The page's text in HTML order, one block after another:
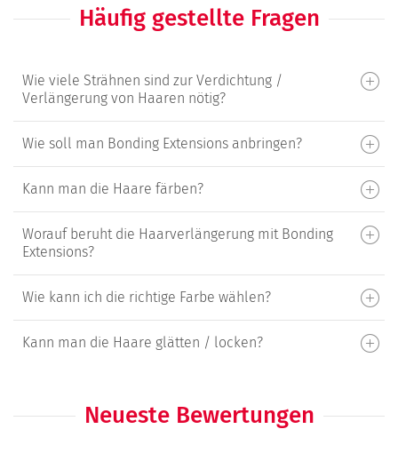
Häufig gestellte Fragen
Wie viele Strähnen sind zur Verdichtung /
Verlängerung von Haaren nötig?
Wie soll man Bonding Extensions anbringen?
Kann man die Haare färben?
Worauf beruht die Haarverlängerung mit Bonding
Extensions?
Wie kann ich die richtige Farbe wählen?
Kann man die Haare glätten / locken?
Neueste Bewertungen